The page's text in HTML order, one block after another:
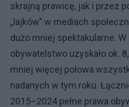
skrajną prawicę, jak i przez
„lajków” w mediach
dużo mniej spektakularne. W
obywatelstwo uzyskało ok.
mniej więcej połowa
nadanych w tym roku.
2015–2024 pełne prawa